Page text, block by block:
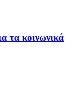
τα κοινωνικά